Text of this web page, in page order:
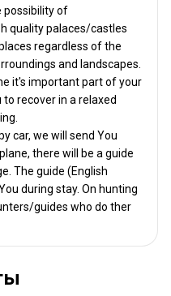
possibility of
quality palaces/castles
regardless of the
and landscapes.
it's important part of your
recover in a relaxed
car, we will send You
there will be a guide
The guide (English
during stay. On hunting
guides who do ther